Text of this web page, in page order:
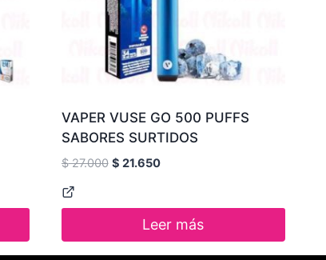
VAPER VUSE GO 500 PUFFS
SABORES SURTIDOS
$27.000 $ 21.650
Leer más